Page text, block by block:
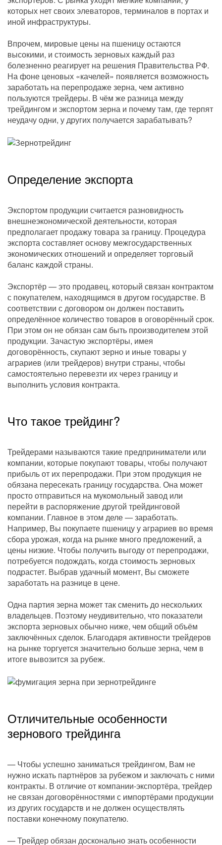
которых нет своих элеваторов, терминалов в портах и
иной инфраструктуры.
Впрочем, мировые цены на пшеницу остаются
высокими, и стоимость зерновых каждый раз
болезненно реагирует на решения Правительства РФ.
На фоне ценовых «качелей» появляется возможность
заработать на перепродаже зерна, чем активно
пользуются трейдеры. В чём же разница между
трейдингом и экспортом зерна и почему там, где терпят
неудачу одни, у других получается зарабатывать?
Определение экспорта
Экспортом продукции считается разновидность
внешнеэкономической деятельности, которая
предполагает продажу товара за границу. Процедура
экспорта составляет основу межгосударственных
экономических отношений и определяет торговый
баланс каждой страны.
Экспортёр — это продавец, который связан контрактом
с покупателем, находящимся в другом государстве. В
соответствии с договором он должен поставить
определённое количество товаров в оговорённый срок.
При этом он не обязан сам быть производителем этой
продукции. Зачастую экспортёры, имея
договорённость, скупают зерно и иные товары у
аграриев (или трейдеров) внутри страны, чтобы
самостоятельно перевезти их через границу и
выполнить условия контракта.
Что такое трейдинг?
Трейдерами называются такие предприниматели или
компании, которые покупают товары, чтобы получают
прибыль от их перепродажи. При этом продукция не
обязана пересекать границу государства. Она может
просто отправиться на мукомольный завод или
перейти в распоряжение другой трейдинговой
компании. Главное в этом деле — заработать.
Например, Вы покупаете пшеницу у аграриев во время
сбора урожая, когда на рынке много предложений, а
цены низкие. Чтобы получить выгоду от перепродажи,
потребуется подождать, когда стоимость зерновых
подрастет. Выбрав удачный момент, Вы сможете
заработать на разнице в цене.
Одна партия зерна может так сменить до нескольких
владельцев. Поэтому неудивительно, что показатели
экспорта зерновых обычно ниже, чем общий объём
заключённых сделок. Благодаря активности трейдеров
на рынке торгуется значительно больше зерна, чем в
итоге вывозится за рубеж.
Отличительные особенности
зернового трейдинга
— Чтобы успешно заниматься трейдингом, Вам не
нужно искать партнёров за рубежом и заключать с ними
контракты. В отличие от компании-экспортёра, трейдер
не связан договорённостями с импортёрами продукции
из других государств и не должен осуществлять
поставки конечному покупателю.
— Трейдер обязан досконально знать особенности